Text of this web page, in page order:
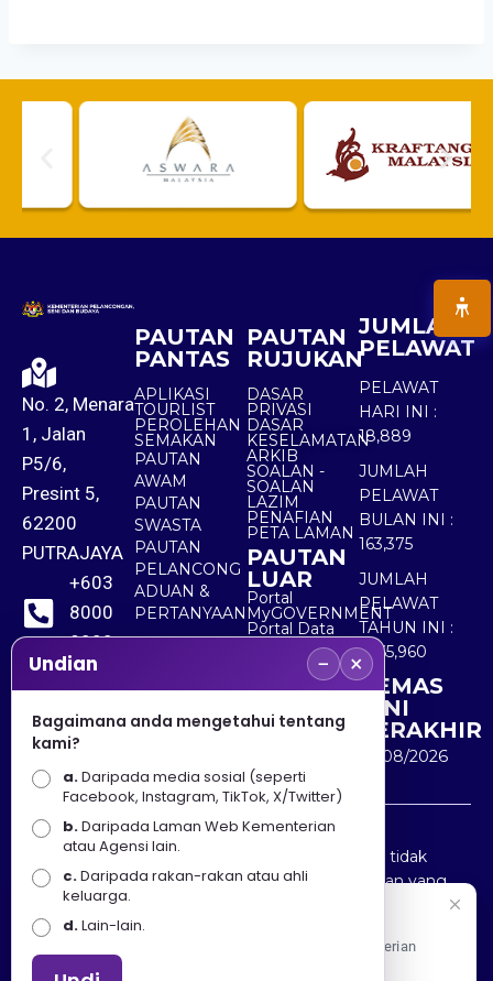
No. 2, Menara
1, Jalan
P5/6,
Presint 5,
62200
PUTRAJAYA
+603
8000
8000
+603
8891
7100
PAUTAN
PANTAS
APLIKASI
TOURLIST
PEROLEHAN
SEMAKAN
PAUTAN
AWAM
PAUTAN
SWASTA
PAUTAN
PELANCONG
ADUAN &
PERTANYAAN
PAUTAN
RUJUKAN
DASAR
PRIVASI
DASAR
KESELAMATAN
ARKIB
SOALAN -
SOALAN
LAZIM
PENAFIAN
PETA LAMAN
PAUTAN
LUAR
Portal
MyGOVERNMENT
Portal Data
Terbuka
Sektor Awam
JUMLAH
PELAWAT
PELAWAT
HARI INI :
18,889
JUMLAH
PELAWAT
BULAN INI :
163,375
JUMLAH
PELAWAT
TAHUN INI :
5,565,960
KEMAS
KINI
TERAKHIR
10/08/2026
Penafian : Kerajaan Malaysia dan Kementerian
Pelancongan Seni dan Budaya (MOTAC) adalah tidak
bertanggungjawab atas kehilangan atau kerugian yang
disebabkan oleh penggunaan mana-mana maklumat
yang diperolehi dari portal ini.
Undian − ×
Bagaimana anda mengetahui tentang
kami?
a.Daripada media sosial (seperti
Facebook, Instagram, TikTok, X/Twitter)
b.Daripada Laman Web Kementerian
atau Agensi lain.
c.Daripada rakan-rakan atau ahli
keluarga.
d.Lain-lain.
Apa Khabar! Selamat datang ke Portal Rasmi Kementerian
Pelancongan, Seni dan Budaya